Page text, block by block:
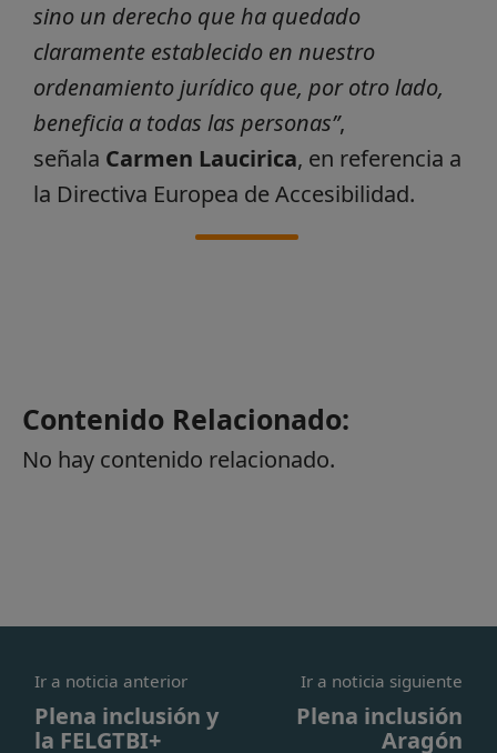
sino un derecho que ha quedado
claramente establecido en nuestro
ordenamiento jurídico que, por otro lado,
beneficia a todas las personas”,
señala Carmen Laucirica, en referencia a
la Directiva Europea de Accesibilidad.
Contenido Relacionado:
No hay contenido relacionado.
Ir a noticia anterior
Plena inclusión y
la FELGTBI+
Ir a noticia siguiente
Plena inclusión
Aragón